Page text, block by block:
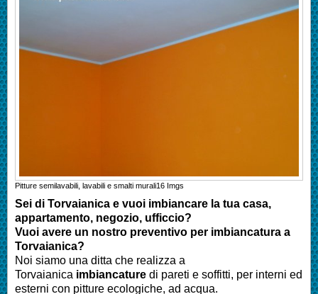
Pitture semilavabili, lavabili e smalti murali16 Imgs
Sei di Torvaianica e vuoi imbiancare la tua casa,
appartamento, negozio, ufficcio?
Vuoi avere un nostro preventivo per imbiancatura a
Torvaianica?
Noi siamo una ditta che realizza a
Torvaianica imbiancature di pareti e soffitti, per interni ed
esterni con pitture ecologiche, ad acqua.